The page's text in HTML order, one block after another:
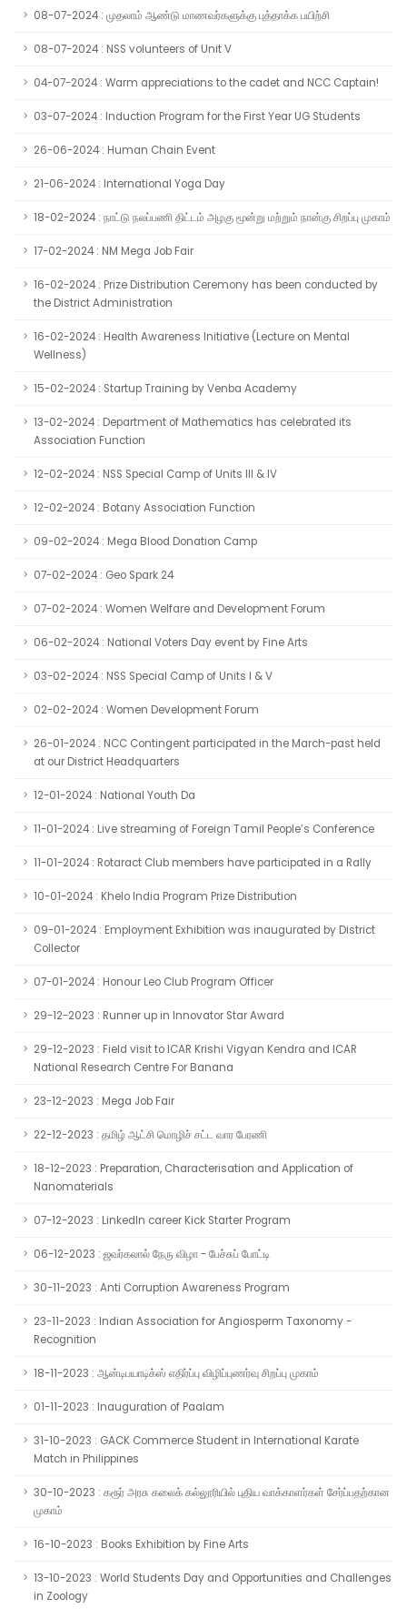
08-07-2024 : முதலாம் ஆண்டு மாணவர்களுக்கு புத்தாக்க பயிற்சி
08-07-2024 : NSS volunteers of Unit V
04-07-2024 : Warm appreciations to the cadet and NCC Captain!
03-07-2024 : Induction Program for the First Year UG Students
26-06-2024 : Human Chain Event
21-06-2024 : International Yoga Day
18-02-2024 : நாட்டு நலப்பணி திட்டம் அழகு மூன்று மற்றும் நான்கு சிறப்பு முகாம்
17-02-2024 : NM Mega Job Fair
16-02-2024 : Prize Distribution Ceremony has been conducted by
the District Administration
16-02-2024 : Health Awareness Initiative (Lecture on Mental
Wellness)
15-02-2024 : Startup Training by Venba Academy
13-02-2024 : Department of Mathematics has celebrated its
Association Function
12-02-2024 : NSS Special Camp of Units III & IV
12-02-2024 : Botany Association Function
09-02-2024 : Mega Blood Donation Camp
07-02-2024 : Geo Spark 24
07-02-2024 : Women Welfare and Development Forum
06-02-2024 : National Voters Day event by Fine Arts
03-02-2024 : NSS Special Camp of Units I & V
02-02-2024 : Women Development Forum
26-01-2024 : NCC Contingent participated in the March-past held
at our District Headquarters
12-01-2024 : National Youth Da
11-01-2024 : Live streaming of Foreign Tamil People’s Conference
11-01-2024 : Rotaract Club members have participated in a Rally
10-01-2024 : Khelo India Program Prize Distribution
09-01-2024 : Employment Exhibition was inaugurated by District
Collector
07-01-2024 : Honour Leo Club Program Officer
29-12-2023 : Runner up in Innovator Star Award
29-12-2023 : Field visit to ICAR Krishi Vigyan Kendra and ICAR
National Research Centre For Banana
23-12-2023 : Mega Job Fair
22-12-2023 : தமிழ் ஆட்சி மொழிச் சட்ட வார பேரணி
18-12-2023 : Preparation, Characterisation and Application of
Nanomaterials
07-12-2023 : LinkedIn career Kick Starter Program
06-12-2023 : ஜவர்கலால் நேரு விழா - பேச்சுப் போட்டி
30-11-2023 : Anti Corruption Awareness Program
23-11-2023 : Indian Association for Angiosperm Taxonomy -
Recognition
18-11-2023 : ஆன்டிபயாடிக்ஸ் எதிர்ப்பு விழிப்புணர்வு சிறப்பு முகாம்
01-11-2023 : Inauguration of Paalam
31-10-2023 : GACK Commerce Student in International Karate
Match in Philippines
30-10-2023 : கரூர் அரசு கலைக் கல்லூரியில் புதிய வாக்காளர்கள் சேர்ப்பதற்கான
முகாம்
16-10-2023 : Books Exhibition by Fine Arts
13-10-2023 : World Students Day and Opportunities and Challenges
in Zoology